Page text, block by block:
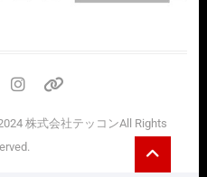
instagram
情
株式会社テッコンAll Rights
to